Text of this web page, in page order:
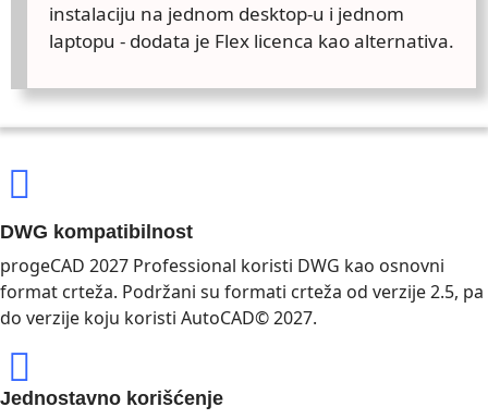
instalaciju na jednom desktop-u i jednom
laptopu - dodata je Flex licenca kao alternativa.
DWG kompatibilnost
progeCAD 2027 Professional koristi DWG kao osnovni
format crteža. Podržani su formati crteža od verzije 2.5, pa
do verzije koju koristi AutoCAD© 2027.
Jednostavno korišćenje